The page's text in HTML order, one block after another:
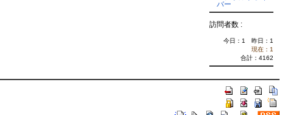
バー
訪問者数 :
今日：1 昨日：1
現在：1
合計：4162